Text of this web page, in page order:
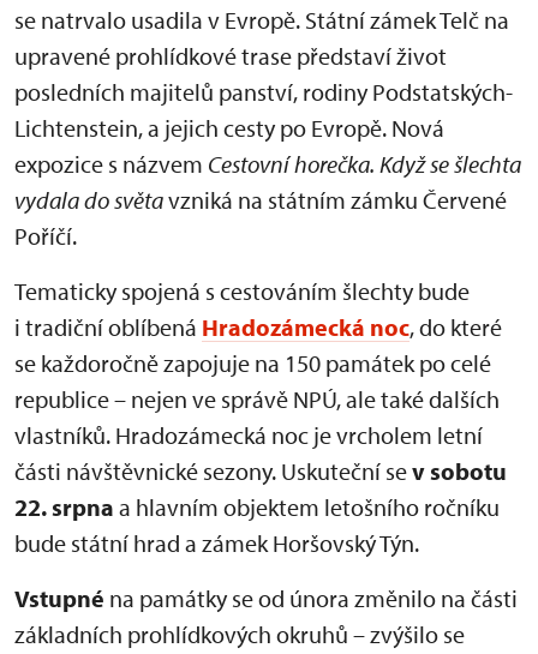
se natrvalo usadila v Evropě. Státní zámek Telč na
upravené prohlídkové trase představí život
posledních majitelů panství, rodiny Podstatských-
Lichtenstein, a jejich cesty po Evropě. Nová
expozice s názvem Cestovní horečka. Když se šlechta
vydala do světavzniká na státním zámku Červené
Poříčí.
Tematicky spojená s cestováním šlechty bude
i tradiční oblíbená Hradozámecká noc, do které
se každoročně zapojuje na 150 památek po celé
republice – nejen ve správě NPÚ, ale také dalších
vlastníků. Hradozámecká noc je vrcholem letní
části návštěvnické sezony. Uskuteční sev sobotu
22. srpna a hlavním objektem letošního ročníku
bude státní hrad a zámek Horšovský Týn.
Vstupné na památky se od února změnilo na části
základních prohlídkových okruhů – zvýšilo se